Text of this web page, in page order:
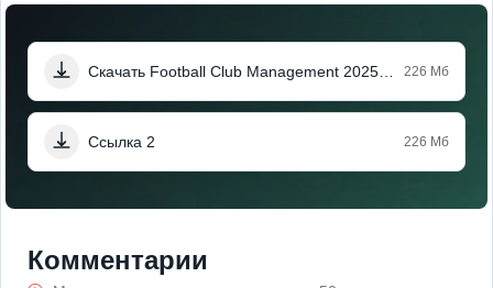
226 Мб
Ссылка 2 226 Мб
Комментарии